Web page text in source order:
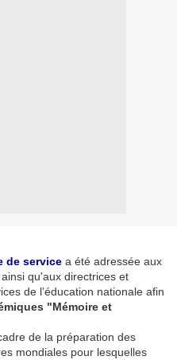
de service a été adressée aux
qu'aux directrices et
de l’éducation nationale afin
"Mémoire et
de la préparation des
mondiales pour lesquelles